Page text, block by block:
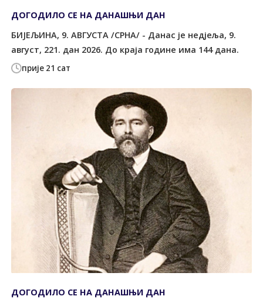
прије 21 сат
ДОГОДИЛО СЕ НА ДАНАШЊИ ДАН
БИЈЕЉИНА, 9. АВГУСТА /СРНА/ - Данас је недјеља, 9.
август, 221. дан 2026. До краја године има 144 дана.
ДОГОДИЛО СЕ НА ДАНАШЊИ ДАН